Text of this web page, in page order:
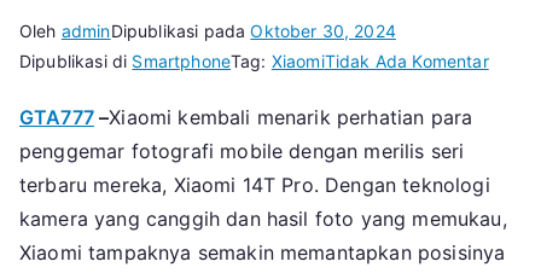
Oleh adminDipublikasi padaOktober 30, 2024
Dipublikasi di SmartphoneTag: XiaomiTidak Ada Komentarpada
14T
Pro
GTA777–Xiaomi kembali menarik perhatian para
penggemar fotografi mobile dengan merilis seri
terbaru mereka, Xiaomi 14T Pro. Dengan teknologi
kamera yang canggih dan hasil foto yang memukau,
Xiaomi tampaknya semakin memantapkan posisinya